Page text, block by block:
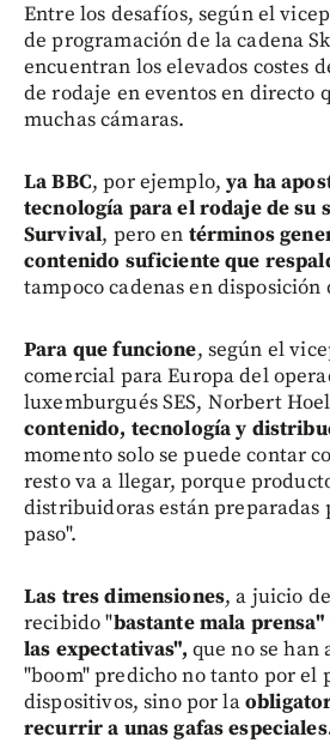
Entre los desafíos, según el
de programación de la cadena
encuentran los elevados costes
de rodaje en eventos en directo
muchas cámaras.
La BBC, por ejemplo, ya ha
tecnología para el rodaje de su
Survival, pero en términos
contenido suficiente que
tampoco cadenas en disposición
Para que funcione, según el
comercial para Europa del
luxemburgués SES, Norbert
contenido, tecnología y
momento solo se puede contar
resto va a llegar, porque
distribuidoras están preparadas
paso".
Las tres dimensiones, a juicio
recibido "bastante mala
las expectativas", que no se han
"boom" predicho no tanto por el
dispositivos, sino por la
recurrir a unas gafas